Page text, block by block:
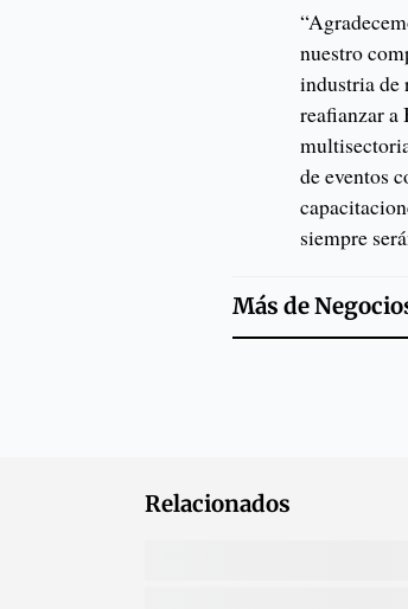
nuestro
industria de
reafianzar a
de eventos
siempre
Más de
Relacionados